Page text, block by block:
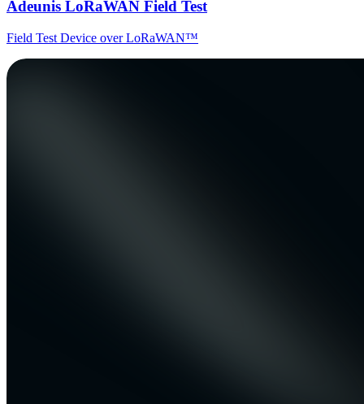
Adeunis LoRaWAN Field Test
Field Test Device over LoRaWAN™